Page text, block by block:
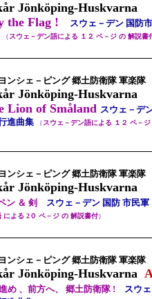
Jönköping-Huskvarna
the Flag !
スウェ－デン 国防
（スウェ－デン語による １２ ペ－ジ の 解説書
ンシェ－ピング 郷土防衛隊 軍楽隊
Jönköping-Huskvarna
Lion of Småland スウェ－デ
進曲集 （スウェ－デン語による １２ ペ－
ヨンシェ－ピング 郷土防衛隊 軍楽隊
Jönköping-Huskvarna
＆ 剣 スウェ－デン 国防 市民軍
による 2０ ペ－ジ の 解説書付）
ンシェ－ピング 郷土防衛隊 軍楽隊
Jönköping-Huskvarna
め 、前方へ、 郷土防衛隊 !
スウ